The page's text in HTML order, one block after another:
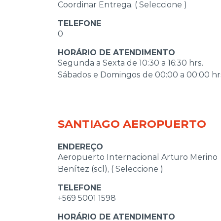
Coordinar Entrega, ( Seleccione )
TELEFONE
0
HORÁRIO DE ATENDIMENTO
Segunda a Sexta de 10:30 a 16:30 hrs.
Sábados e Domingos de 00:00 a 00:00
SANTIAGO AEROPUERTO
ENDEREÇO
Aeropuerto Internacional Arturo Merino
Benítez (scl), ( Seleccione )
TELEFONE
+569 5001 1598
HORÁRIO DE ATENDIMENTO